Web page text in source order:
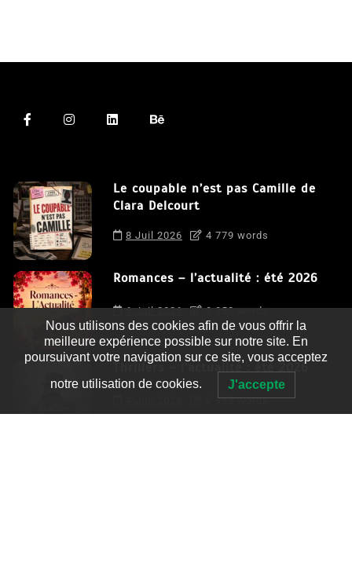
Le coupable n’est pas Camille de
Clara Delcourt
8 Juil 2026 4 779 words
Romances – l’actualité : été 2026
6 Juil 2026 3 052 words
Thrillers – l’actualité : été 2026
2 995 words
Nous utilisons des cookies afin de vous offrir la
meilleure expérience possible sur notre site. En
poursuivant votre navigation sur ce site, vous acceptez
notre utilisation de cookies. J'accepte